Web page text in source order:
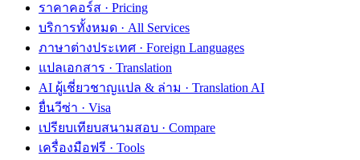
ราคาคอร์ส · Pricing
บริการทั้งหมด · All Services
ภาษาต่างประเทศ · Foreign Languages
แปลเอกสาร · Translation
AI ผู้เชี่ยวชาญแปล & ล่าม · Translation AI
ยื่นวีซ่า · Visa
เปรียบเทียบสนามสอบ · Compare
เครื่องมือฟรี · Tools